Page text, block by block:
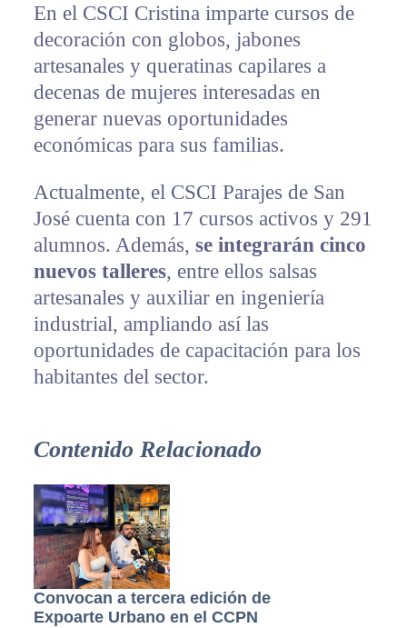
En el CSCI Cristina imparte cursos de
decoración con globos, jabones
artesanales y queratinas capilares a
decenas de mujeres interesadas en
generar nuevas oportunidades
económicas para sus familias.
Actualmente, el CSCI Parajes de San
José cuenta con 17 cursos activos y 291
alumnos. Además, se integrarán cinco
nuevos talleres, entre ellos salsas
artesanales y auxiliar en ingeniería
industrial, ampliando así las
oportunidades de capacitación para los
habitantes del sector.
Contenido Relacionado
Convocan a tercera edición de
Expoarte Urbano en el CCPN